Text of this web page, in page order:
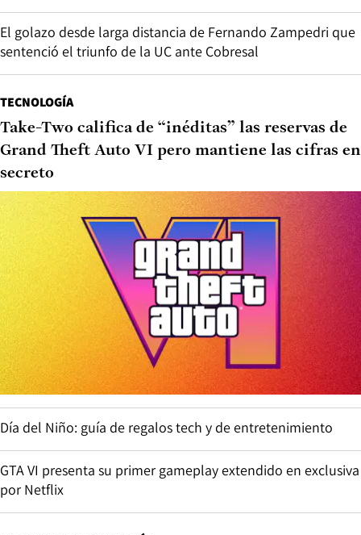
El golazo desde larga distancia de Fernando Zampedri que
sentenció el triunfo de la UC ante Cobresal
TECNOLOGÍA
Take-Two califica de “inéditas” las reservas de
Grand Theft Auto VI pero mantiene las cifras en
secreto
Día del Niño: guía de regalos tech y de entretenimiento
GTA VI presenta su primer gameplay extendido en exclusiva
por Netflix